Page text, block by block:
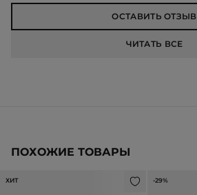
ОСТАВИТЬ ОТЗЫВ
ЧИТАТЬ ВСЕ
ПОХОЖИЕ ТОВАРЫ
ХИТ -29%